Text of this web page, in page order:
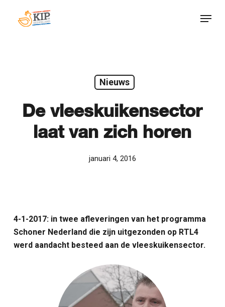
Menu
Nieuws
De vleeskuikensector
laat van zich horen
januari 4, 2016
4-1-2017: in twee afleveringen van het programma
Schoner Nederland die zijn uitgezonden op RTL4
werd aandacht besteed aan de vleeskuikensector.